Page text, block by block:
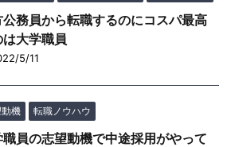
公務員から転職するのにコスパ最高
大学職員
5/11
機 転職ノウハウ
職員の志望動機で中途採用がやって